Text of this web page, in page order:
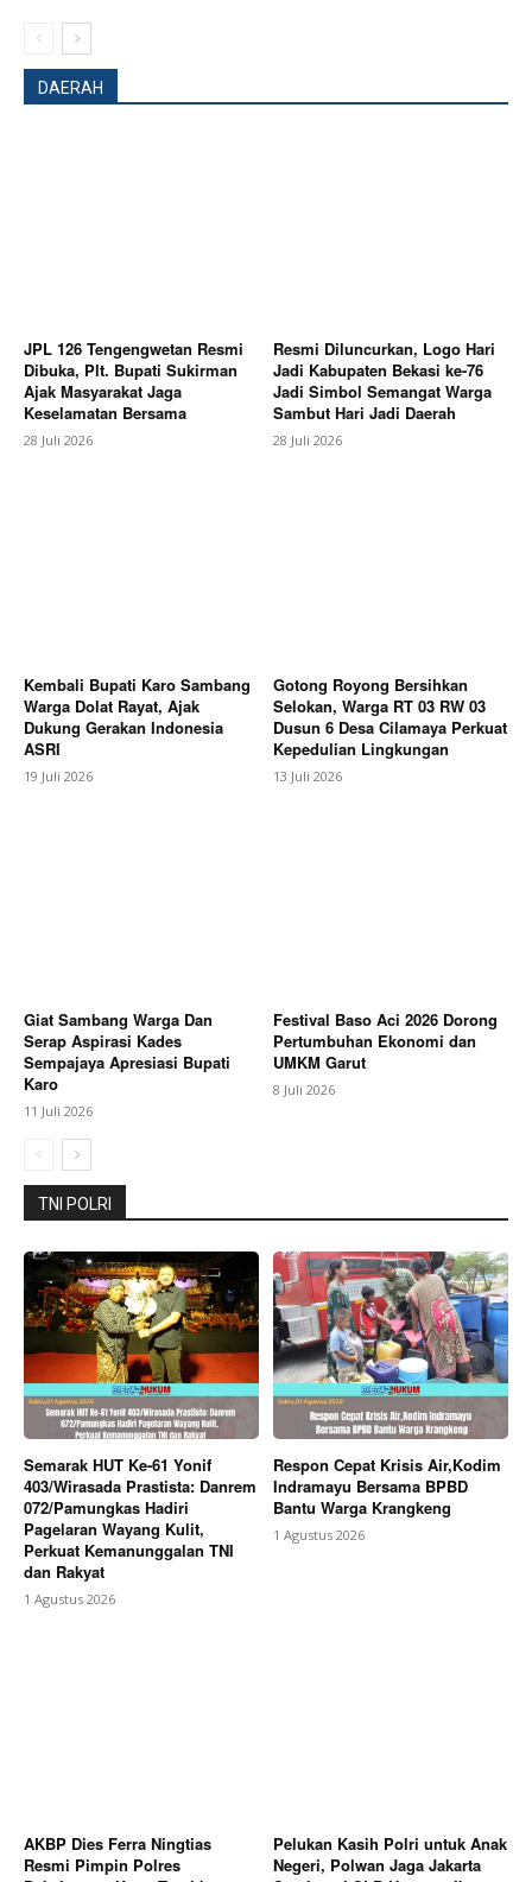
Company
About
Contact us
Subscription Plans
My account
Bagikan Artikel
Berita Lainnya Laporan Dugaan Remaja Bawa Sajam
di Wiradesa Ditindaklanjuti, Polres Pekalongan
Lakukan Pengecekan
DAERAH
JPL 126 Tengengwetan Resmi
Dibuka, Plt. Bupati Sukirman
Ajak Masyarakat Jaga
Keselamatan Bersama
28 Juli 2026
Resmi Diluncurkan, Logo Hari
Jadi Kabupaten Bekasi ke-76
Jadi Simbol Semangat Warga
Sambut Hari Jadi Daerah
28 Juli 2026
Kembali Bupati Karo Sambang
Warga Dolat Rayat, Ajak
Dukung Gerakan Indonesia
ASRI
19 Juli 2026
Gotong Royong Bersihkan
Selokan, Warga RT 03 RW 03
Dusun 6 Desa Cilamaya Perkuat
Kepedulian Lingkungan
13 Juli 2026
Giat Sambang Warga Dan
Serap Aspirasi Kades
Sempajaya Apresiasi Bupati
Karo
11 Juli 2026
Festival Baso Aci 2026 Dorong
Pertumbuhan Ekonomi dan
UMKM Garut
8 Juli 2026
TNI POLRI
Semarak HUT Ke-61 Yonif
403/Wirasada Prastista: Danrem
072/Pamungkas Hadiri
Pagelaran Wayang Kulit,
Perkuat Kemanunggalan TNI
dan Rakyat
1 Agustus 2026
Respon Cepat Krisis Air,Kodim
Indramayu Bersama BPBD
Bantu Warga Krangkeng
1 Agustus 2026
AKBP Dies Ferra Ningtias
Resmi Pimpin Polres
Pelukan Kasih Polri untuk Anak
Negeri, Polwan Jaga Jakarta